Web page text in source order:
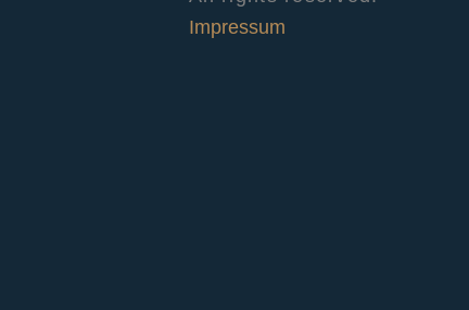
Impressum